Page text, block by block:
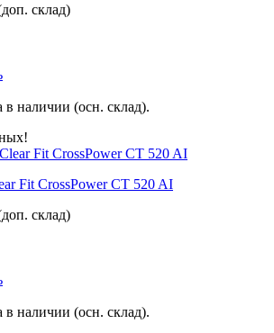
склад)
наличии (осн. склад).
Fit CrossPower CT 520 AI
склад)
наличии (осн. склад).